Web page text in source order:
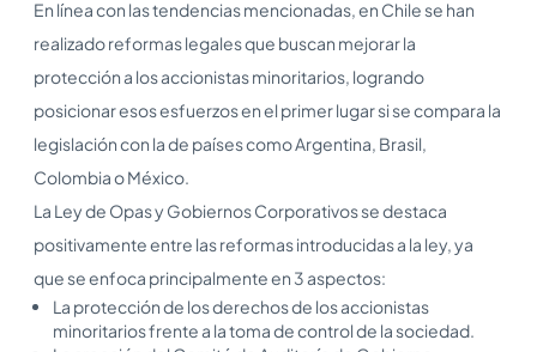
En línea con las tendencias mencionadas, en Chile se han
realizado reformas legales que buscan mejorar la
protección a los accionistas minoritarios, logrando
posicionar esos esfuerzos en el primer lugar si se compara la
legislación con la de países como Argentina, Brasil,
Colombia o México.
La Ley de Opas y Gobiernos Corporativos se destaca
positivamente entre las reformas introducidas a la ley, ya
que se enfoca principalmente en 3 aspectos:
La protección de los derechos de los accionistas
minoritarios frente a la toma de control de la sociedad.